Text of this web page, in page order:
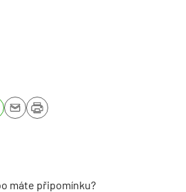
máte připomínku?